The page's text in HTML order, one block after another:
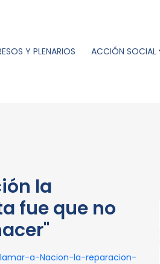
Y PLENARIOS ACCIÓN SOCIAL
la
fue que no
a-Nacion-la-reparacion-